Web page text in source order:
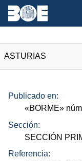
ASTURIAS
Publicado en:
«BORME»
Sección:
SECCIÓN
Referencia: